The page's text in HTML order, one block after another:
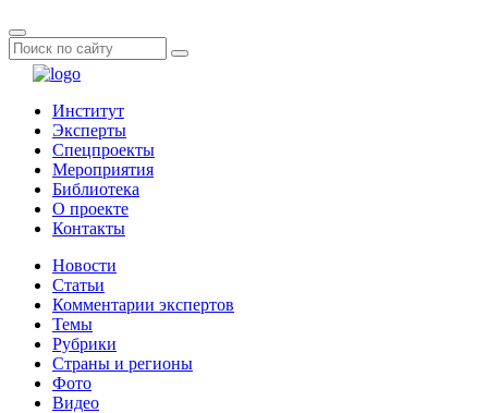
Институт
Эксперты
Спецпроекты
Мероприятия
Библиотека
О проекте
Контакты
Новости
Статьи
Комментарии экспертов
Темы
Рубрики
Страны и регионы
Фото
Видео